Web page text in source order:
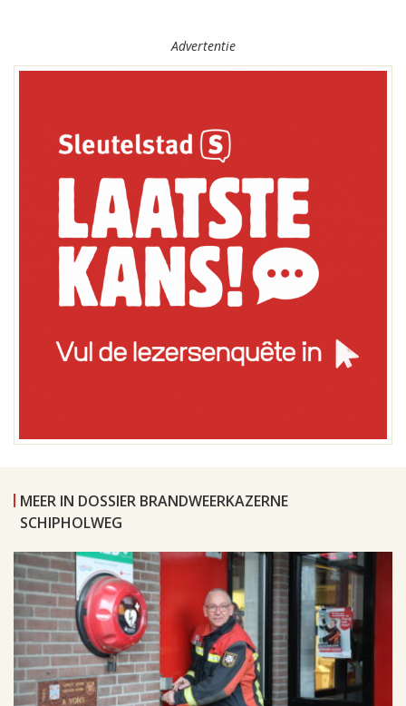
Advertentie
MEER IN DOSSIER BRANDWEERKAZERNE
SCHIPHOLWEG